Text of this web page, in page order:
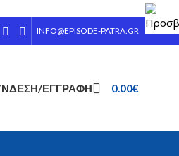
INFO@EPISODE-PATRA.GR
ΕΓΓΡΑΦΉ 0.00€